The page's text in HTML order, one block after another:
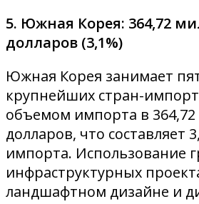
5. Южная Корея: 364,72
долларов (3,1%)
Южная Корея занимает
крупнейших стран-
объемом импорта в
долларов, что составляет
импорта. Использование
инфраструктурных
ландшафтном дизайне и